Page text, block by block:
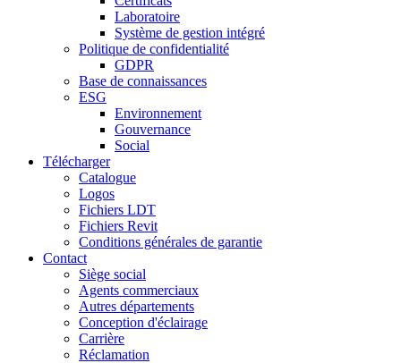
Laboratoire
Système de gestion intégré
Politique de confidentialité
GDPR
Base de connaissances
ESG
Environnement
Gouvernance
Social
Télécharger
Catalogue
Logos
Fichiers LDT
Fichiers Revit
Conditions générales de garantie
Contact
Siège social
Agents commerciaux
Autres départements
Conception d'éclairage
Carrière
Réclamation